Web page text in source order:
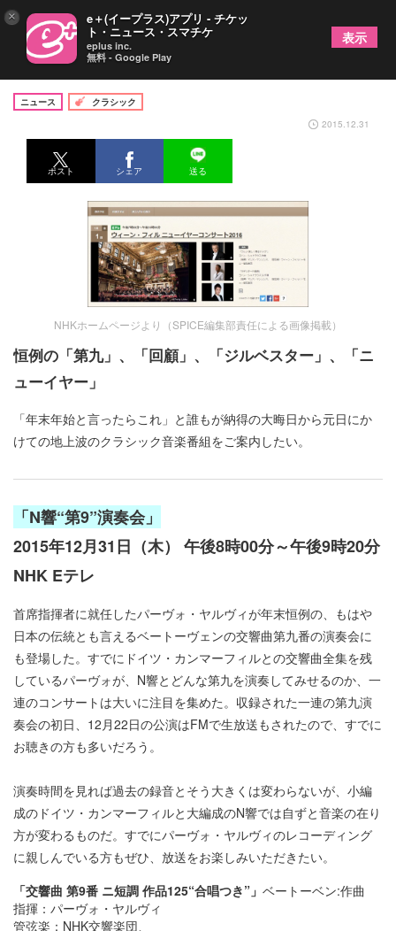
年末年始のTVクラシックは、これ！
ニュース
クラシック
2015.12.31
ポスト シェア 送る
NHKホームページより（SPICE編集部責任による画像掲載）
恒例の「第九」、「回顧」、「ジルベスター」、「ニ
ューイヤー」
「年末年始と言ったらこれ」と誰もが納得の大晦日から元日にか
けての地上波のクラシック音楽番組をご案内したい。
「N響“第9”演奏会」
2015年12月31日（木） 午後8時00分～午後9時20分
NHK Eテレ
首席指揮者に就任したパーヴォ・ヤルヴィが年末恒例の、もはや
日本の伝統とも言えるベートーヴェンの交響曲第九番の演奏会に
も登場した。すでにドイツ・カンマーフィルとの交響曲全集を残
しているパーヴォが、N響とどんな第九を演奏してみせるのか、一
連のコンサートは大いに注目を集めた。収録された一連の第九演
奏会の初日、12月22日の公演はFMで生放送もされたので、すでに
お聴きの方も多いだろう。
演奏時間を見れば過去の録音とそう大きくは変わらないが、小編
成のドイツ・カンマーフィルと大編成のN響では自ずと音楽の在り
方が変わるものだ。すでにパーヴォ・ヤルヴィのレコーディング
に親しんでいる方もぜひ、放送をお楽しみいただきたい。
「交響曲 第9番 ニ短調 作品125“合唱つき”」 ベートーベン:作曲
指揮：パーヴォ・ヤルヴィ
管弦楽：NHK交響楽団、
× e＋(イープラス)アプリ - チケッ
ト・ニュース・スマチケ
eplus inc.
無料 - Google Play
表示